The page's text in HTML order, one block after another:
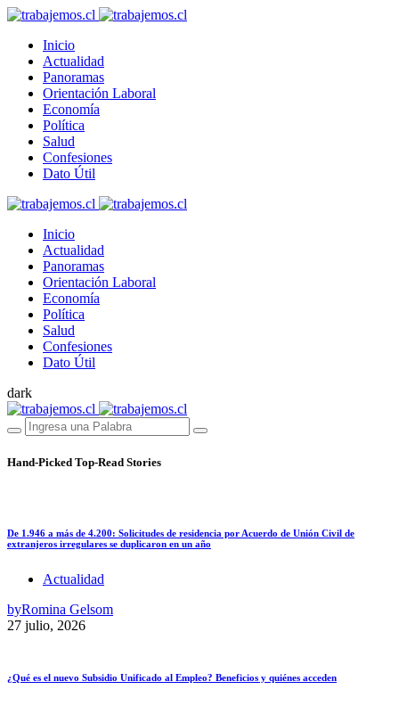
Inicio
Actualidad
Panoramas
Orientación Laboral
Economía
Política
Salud
Confesiones
Dato Útil
Inicio
Actualidad
Panoramas
Orientación Laboral
Economía
Política
Salud
Confesiones
Dato Útil
dark
Hand-Picked Top-Read Stories
De 1.946 a más de 4.200: Solicitudes de residencia por Acuerdo de Unión Civil de
extranjeros irregulares se duplicaron en un año
Actualidad
byRomina Gelsom
27 julio, 2026
¿Qué es el nuevo Subsidio Unificado al Empleo? Beneficios y quiénes acceden